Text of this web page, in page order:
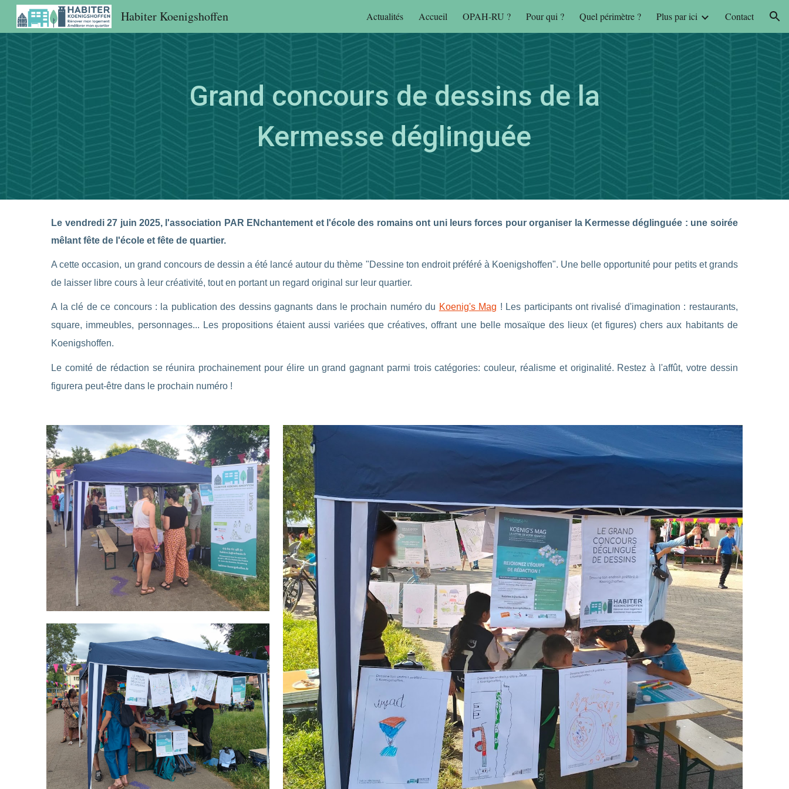
Skip to navigation
Habiter Koenigshoffen Actualités Accueil OPAH-RU ? Pour qui ? Quel périmètre ? Plus par ici Contact
Grand concours de dessins de la
Kermesse déglinguée
Le vendredi 27 juin 2025, l'association PAR ENchantement et l'école des romains ont uni leurs forces pour organiser la Kermesse déglinguée : une soirée
mêlant fête de l'école et fête de quartier.
A cette occasion, un grand concours de dessin a été lancé autour du thème "Dessine ton endroit préféré à Koenigshoffen". Une belle opportunité pour petits et grands
de laisser libre cours à leur créativité, tout en portant un regard original sur leur quartier.
A la clé de ce concours : la publication des dessins gagnants dans le prochain numéro du Koenig's Mag ! Les participants ont rivalisé d'imagination : restaurants,
square, immeubles, personnages... Les propositions étaient aussi variées que créatives, offrant une belle mosaïque des lieux (et figures) chers aux habitants de
Koenigshoffen.
Le comité de rédaction se réunira prochainement pour élire un grand gagnant parmi trois catégories: couleur, réalisme et originalité. Restez à l'affût, votre dessin
figurera peut-être dans le prochain numéro !